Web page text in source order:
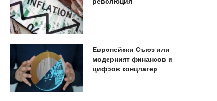
Европейски Съюз или
модерният финансов и
цифров концлагер